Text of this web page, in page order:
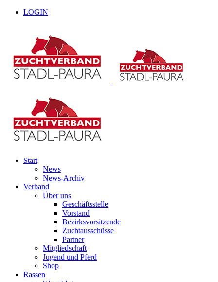
Zum
facebook
youtubeLOGIN
Start
News
News-Archiv
Verband
Über uns
Geschäftsstelle
Vorstand
Bezirksvorsitzende
Zuchtausschüsse
Partner
Mitgliedschaft
Jugend und Pferd
Shop
Rassen